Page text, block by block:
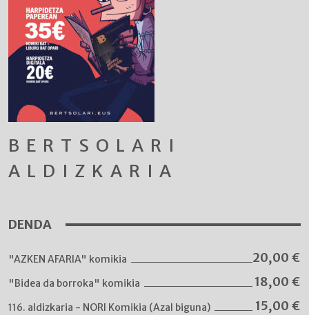
BERTSOLARI
ALDIZKARIA
DENDA
"AZKEN AFARIA" komikia 20,00 €
"Bidea da borroka" komikia 18,00 €
116. aldizkaria - NORI Komikia (Azal biguna) 15,00 €